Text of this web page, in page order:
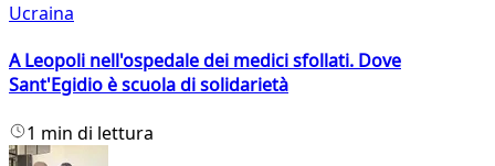
Ucraina
A Leopoli nell'ospedale dei medici sfollati. Dove
Sant'Egidio è scuola di solidarietà
1 min di lettura